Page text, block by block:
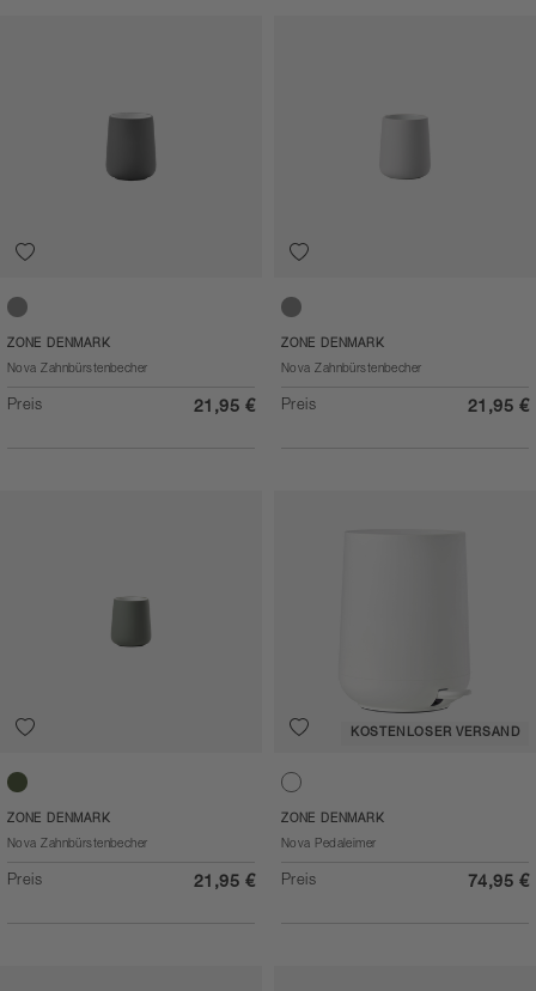
Grey
ZONE DENMARK
Nova Zahnbürstenbecher
Preis 21,95 €
Soft Grey
ZONE DENMARK
Nova Zahnbürstenbecher
Preis 21,95 €
Olive green
ZONE DENMARK
Nova Zahnbürstenbecher
Preis 21,95 €
KOSTENLOSER VERSAND
White
ZONE DENMARK
Nova Pedaleimer
Preis 74,95 €